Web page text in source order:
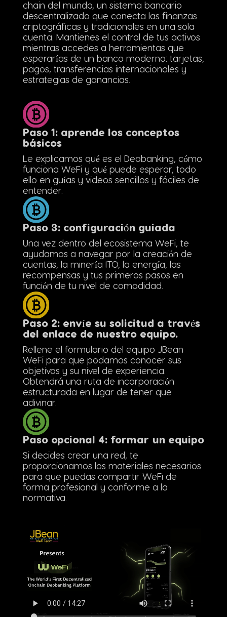
chain del mundo, un sistema bancario
descentralizado que conecta las finanzas
criptográficas y tradicionales en una sola
cuenta. Mantienes el control de tus activos
mientras accedes a herramientas que
esperarías de un banco moderno: tarjetas,
pagos, transferencias internacionales y
estrategias de ganancias.
Paso 1: aprende los conceptos
básicos
Le explicamos qué es el Deobanking, cómo
funciona WeFi y qué puede esperar, todo
ello en guías y videos sencillos y fáciles de
entender.
Paso 3: configuración guiada
Una vez dentro del ecosistema WeFi, te
ayudamos a navegar por la creación de
cuentas, la minería ITO, la energía, las
recompensas y tus primeros pasos en
función de tu nivel de comodidad.
Paso 2: envíe su solicitud a través
del enlace de nuestro equipo.
Rellene el formulario del equipo JBean
WeFi para que podamos conocer sus
objetivos y su nivel de experiencia.
Obtendrá una ruta de incorporación
estructurada en lugar de tener que
adivinar.
Paso opcional 4: formar un equipo
Si decides crear una red, te
proporcionamos los materiales necesarios
para que puedas compartir WeFi de
forma profesional y conforme a la
normativa.